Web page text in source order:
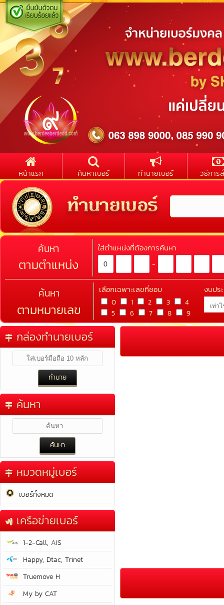
หน้าแรก ค้นหาเบอร์ ทำนายเบอร์ วิธีการ
ค้นหา
ตามตำแหน่ง
ใส่ตำแหน่งที่ต้องการค้นหา
-
ค้นหา
ตามหมายเลข
เลือกเฉพาะเลขที่ชอบ
0 1 2 3
4
5
6 7 8 9
งบปร
กล่องทำนายเบอร์
ค้นหา
หมวดหมู่เบอร์
เบอร์ทั้งหมด
เครือข่ายเบอร์
1-2-Call, AIS
Happy, Dtac, Trinet
Truemove H
My by CAT